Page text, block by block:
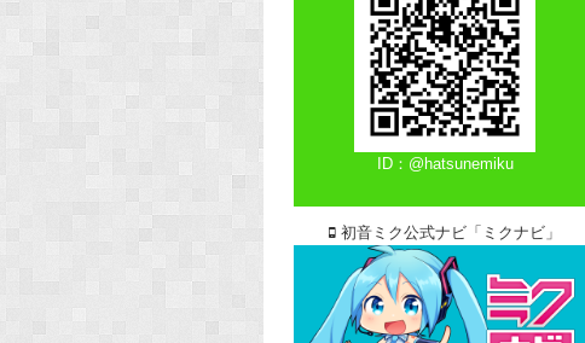
ID：@hatsunemiku
初音ミク公式ナビ「ミクナビ」